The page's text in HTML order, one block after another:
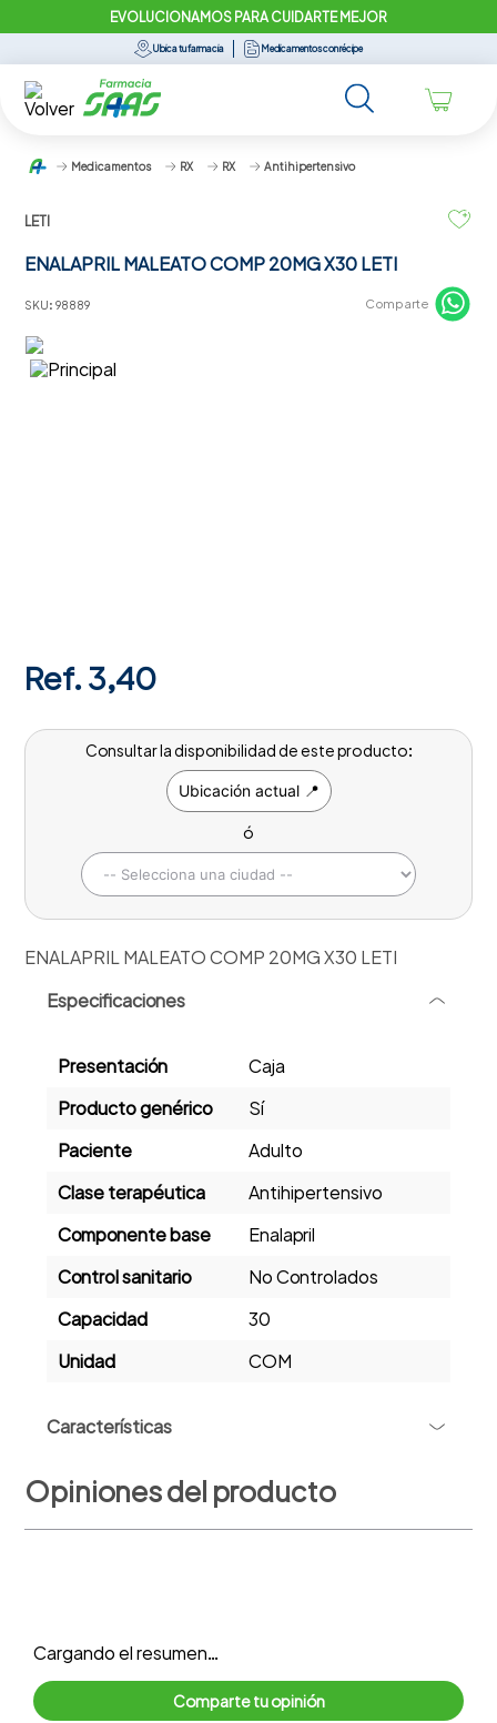
EVOLUCIONAMOS PARA CUIDARTE MEJOR
Ubica tu farmacia Medicamentos con récipe
Medicamentos RX RX Antihipertensivo
Especificaciones -
Presentación
Caja
Producto genérico
Sí
Paciente
Adulto
Clase terapéutica
Antihipertensivo
Componente base
Enalapril
Control sanitario
No Controlados
Capacidad
30
Unidad
COM
Características +
ENALAPRIL MALEATO COMP 20MG X30 LETI
Opiniones del producto
Cargando el resumen…
LETI
ENALAPRIL MALEATO COMP 20MG X30 LETI
SKU:98889 Comparte
Ref.3,40
Consultar la disponibilidad de este producto:
Ubicación actual 📍
ó
ENALAPRIL MALEATO COMP 20MG X30 LETI